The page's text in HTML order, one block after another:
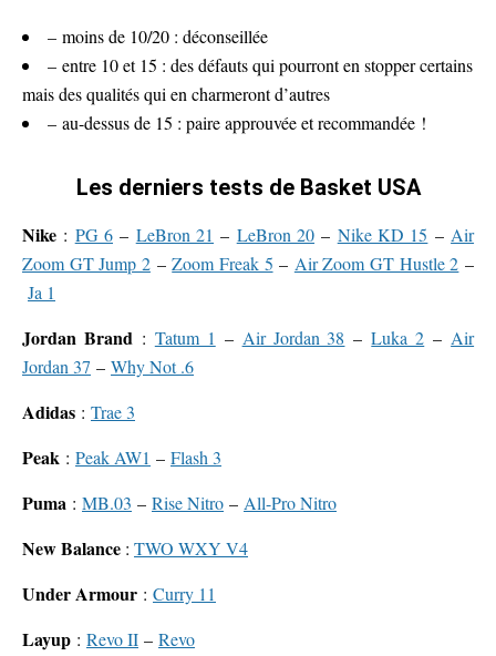
– moins de 10/20 : déconseillée
– entre 10 et 15 : des défauts qui pourront en stopper certains
mais des qualités qui en charmeront d’autres
– au-dessus de 15 : paire approuvée et recommandée !
Les derniers tests de Basket USA
Nike : PG 6 – LeBron 21 – LeBron 20 – Nike KD 15 – Air
Zoom GT Jump 2–Zoom Freak 5 – Air Zoom GT Hustle 2 –
Ja 1
Jordan Brand : Tatum 1 – Air Jordan 38 –Luka 2 – Air
Jordan 37 – Why Not .6
Adidas : Trae 3
Peak : Peak AW1 – Flash 3
Puma : MB.03 – Rise Nitro – All-Pro Nitro
New Balance : TWO WXY V4
Under Armour : Curry 11
Layup : Revo II – Revo